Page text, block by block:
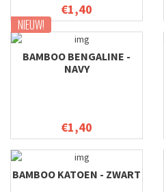
€1,40
NIEUW!
BAMBOO BENGALINE -
NAVY
€1,40
BAMBOO KATOEN - ZWART